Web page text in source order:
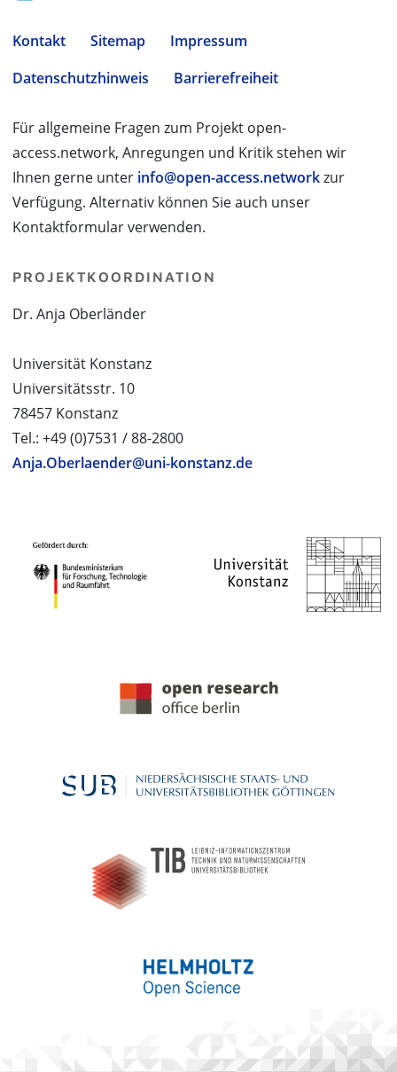
Kontakt Sitemap
Impressum
Datenschutzhinweis
Barrierefreiheit
Für allgemeine Fragen zum Projekt open-
access.network, Anregungen und Kritik stehen wir
Ihnen gerne unter info@open-access.networkzur
Verfügung. Alternativ können Sie auch unser
Kontaktformular verwenden.
PROJEKTKOORDINATION
Dr. Anja Oberländer
Universität Konstanz
Universitätsstr. 10
78457 Konstanz
Tel.: +49 (0)7531 / 88-2800
Anja.Oberlaender@uni-konstanz.de